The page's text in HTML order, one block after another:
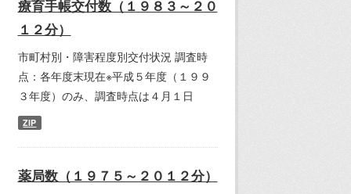
療育手帳交付数（１９８３～２０
１２分）
市町村別・障害程度別交付状況 調査時
点：各年度末現在※平成５年度（１９９
３年度）のみ、調査時点は４月１日
ZIP
薬局数（１９７５～２０１２分）